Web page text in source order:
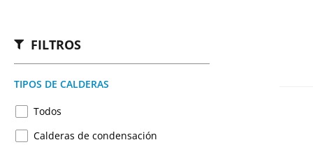
FILTROS
TIPOS DE CALDERAS
Todos
Calderas de condensación